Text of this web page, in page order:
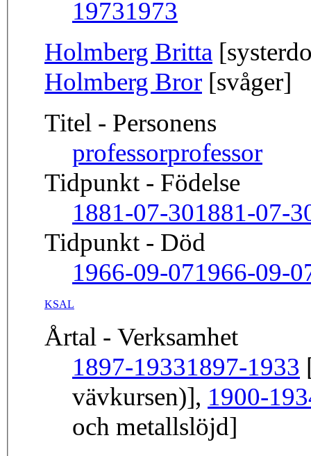
19731973
Holmberg Britta
Holmberg Bror [svåger]
Titel - Personens
professorprofessor
Tidpunkt - Födelse
1881-07-301881-07-
Tidpunkt - Död
1966-09-071966-09-
KSAL
Årtal - Verksamhet
1897-19331897-1933
vävkursen)], 1900-
och metallslöjd]